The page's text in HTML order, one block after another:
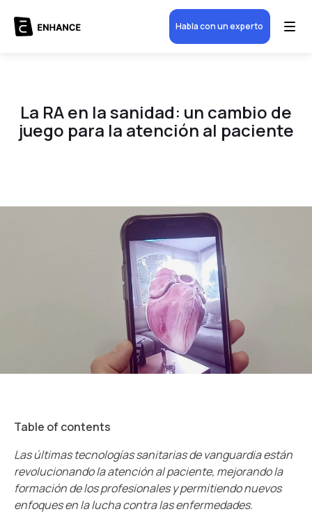
Habla con un experto
La RA en la sanidad: un cambio de
juego para la atención al paciente
Table of contents
Las últimas tecnologías sanitarias de vanguardia están
revolucionando la atención al paciente, mejorando la
formación de los profesionales y permitiendo nuevos
enfoques en la lucha contra las enfermedades.